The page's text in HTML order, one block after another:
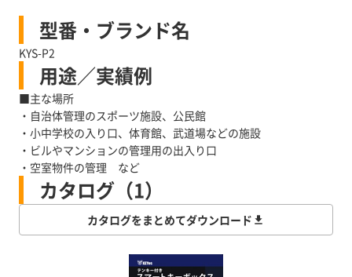
型番・ブランド名
KYS-P2
用途／実績例
■主な場所
・自治体管理のスポーツ施設、公民館
・小中学校の入り口、体育館、武道場などの施設
・ビルやマンションの管理用の出入り口
・空室物件の管理 など
カタログ（1）
カタログをまとめてダウンロード